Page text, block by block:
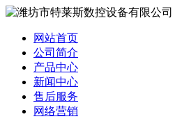
网站首页
公司简介
产品中心
新闻中心
售后服务
网络营销